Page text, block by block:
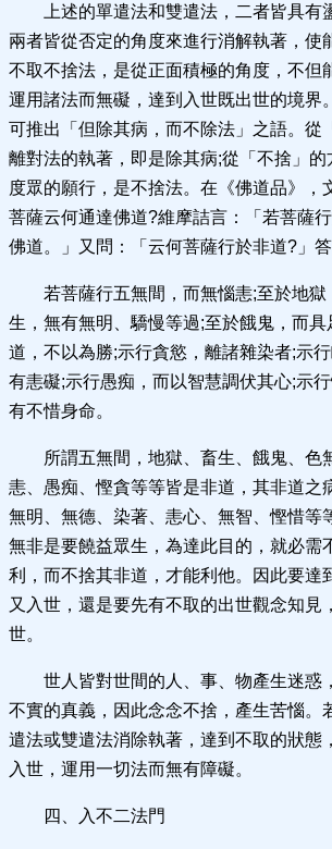
上述的單遣法和雙遣法，二者皆具有
兩者皆從否定的角度來進行消解執著，使
不取不捨法，是從正面積極的角度，不但
運用諸法而無礙，達到入世既出世的境界
可推出「但除其病，而不除法」之語。從
離對法的執著，即是除其病;從「不捨」
度眾的願行，是不捨法。在《佛道品》，
菩薩云何通達佛道?維摩詰言：「若菩薩
佛道。」又問：「云何菩薩行於非道?」答
若菩薩行五無間，而無惱恚;至於地
生，無有無明、驕慢等過;至於餓鬼，而
道，不以為勝;示行貪慾，離諸雜染者;示
有恚礙;示行愚痴，而以智慧調伏其心;示
有不惜身命。
所謂五無間，地獄、畜生、餓鬼、色
恚、愚痴、慳貪等等皆是非道，其非道之
無明、無德、染著、恚心、無智、慳惜等
無非是要饒益眾生，為達此目的，就必需
利，而不捨其非道，才能利他。因此要達
又入世，還是要先有不取的出世觀念知見
世。
世人皆對世間的人、事、物產生迷惑
不實的真義，因此念念不捨，產生苦惱。
遣法或雙遣法消除執著，達到不取的狀態
入世，運用一切法而無有障礙。
四、入不二法門